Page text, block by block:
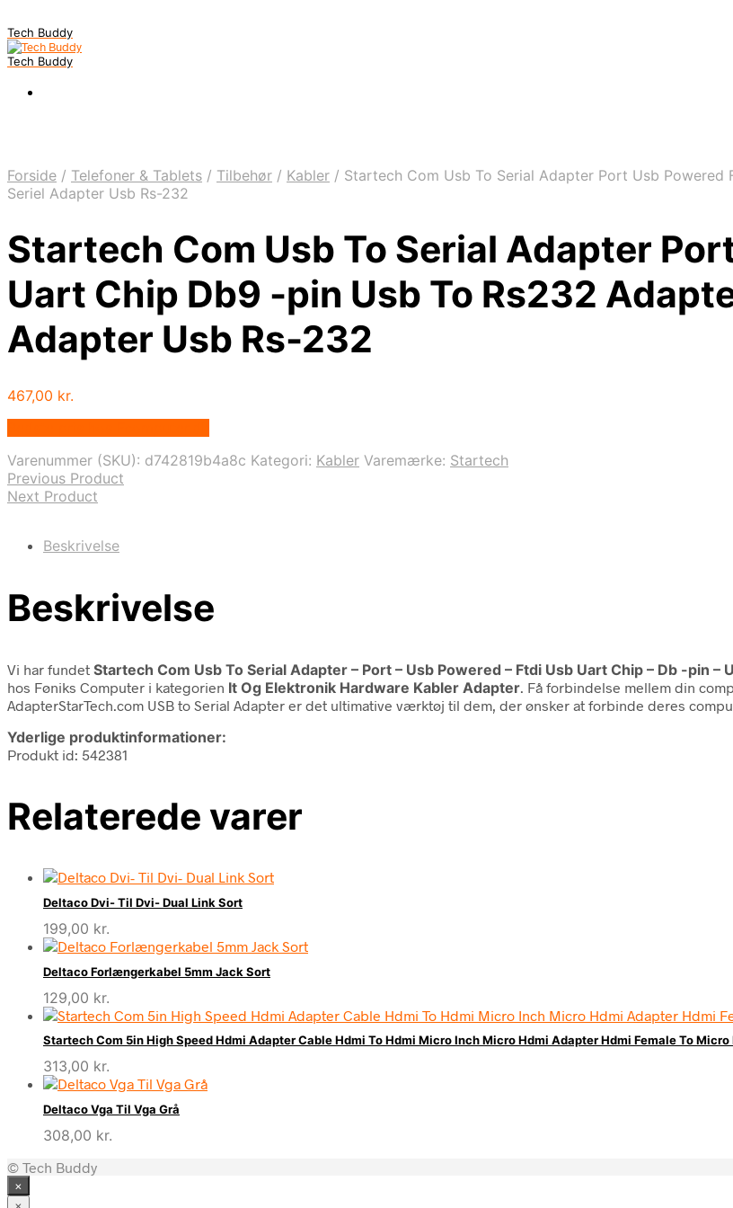
Tech Buddy
Tech Buddy
Forside / Telefoner & Tablets / Tilbehør / Kabler / Startech Com Usb To Serial Adapter Port Usb
Seriel Adapter Usb Rs-232
Startech Com Usb To Serial Adapter
Uart Chip Db9 -pin Usb To Rs232
Adapter Usb Rs-232
467,00 kr.
Varenummer (SKU): d742819b4a8c Kategori: Kabler Varemærke: Startech
Previous Product
Next Product
Beskrivelse
Beskrivelse
Vi har fundet Startech Com Usb To Serial Adapter – Port – Usb Powered – Ftdi Usb Uart Chip – Db -pin –
hos Føniks Computer i kategorien It Og Elektronik Hardware Kabler Adapter . Få forbindelse mellem din
AdapterStarTech.com USB to Serial Adapter er det ultimative værktøj til dem, der ønsker at forbinde deres
Yderlige produktinformationer:
Produkt id: 542381
Relaterede varer
Deltaco Dvi- Til Dvi- Dual Link Sort
199,00 kr.
Deltaco Forlængerkabel 5mm Jack Sort
129,00 kr.
Startech Com 5in High Speed Hdmi Adapter Cable Hdmi To Hdmi Micro Inch Micro Hdmi Adapter Hdmi Female To
313,00 kr.
Deltaco Vga Til Vga Grå
308,00 kr.
© Tech Buddy
×
×